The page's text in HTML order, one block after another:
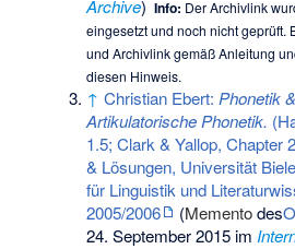
Archive) Info: Der Archivlink
eingesetzt und noch nicht geprüft.
und Archivlink gemäßAnleitung
diesen Hinweis.
↑ Christian Ebert:Phonetik
Artikulatorische Phonetik.
1.5; Clark & Yallop, Chapter
& Lösungen, Universität
für Linguistik und
2005/2006
(Mementodes
24. September 2015 im